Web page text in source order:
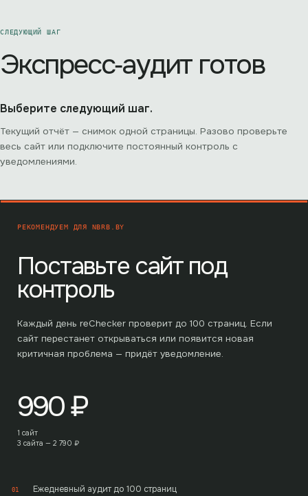
СЛЕДУЮЩИЙ ШАГ
Экспресс‑аудит готов
Выберите следующий шаг.
Текущий отчёт — снимок одной страницы. Разово проверьте
весь сайт или подключите постоянный контроль с
уведомлениями.
РЕКОМЕНДУЕМ ДЛЯ NBRB.BY
Поставьте сайт под
контроль
Каждый день reChecker проверит до 100 страниц. Если
сайт перестанет открываться или появится новая
критичная проблема — придёт уведомление.
990₽
1 сайт
3 сайта — 2 790 ₽
01 Ежедневный аудит до 100 страниц